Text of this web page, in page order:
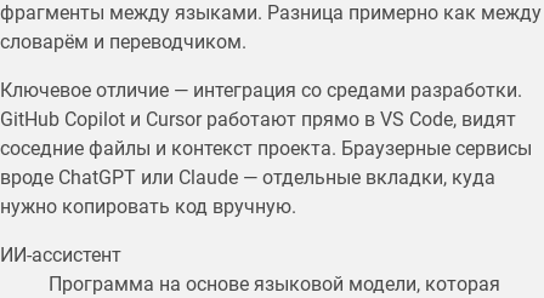
фрагменты между языками. Разница примерно как между
словарём и переводчиком.
Ключевое отличие — интеграция со средами разработки.
GitHub Copilot и Cursor работают прямо в VS Code, видят
соседние файлы и контекст проекта. Браузерные сервисы
вроде ChatGPT или Claude — отдельные вкладки, куда
нужно копировать код вручную.
ИИ-ассистент
Программа на основе языковой модели, которая